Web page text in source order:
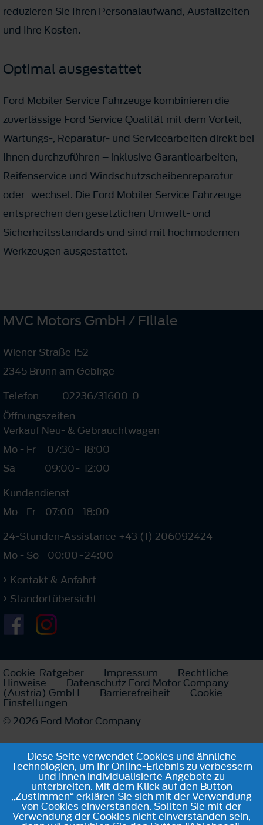
reduzieren Sie Ihren Personalaufwand, Ausfallzeiten
und Ihre Kosten.
Optimal ausgestattet
Ford Mobiler Service Fahrzeuge kombinieren die
zuverlässige Ford Service Qualität mit dem Vorteil,
Wartungs­-, Reparatur-­ und Servicearbeiten direkt bei
Ihnen durchzuführen – inklusive Garantiearbeiten,
Reifenservice und Windschutzscheibenreparatur
oder ­-wechsel. Die Ford Mobiler Service Fahrzeuge
entsprechen den gesetzlichen Umwelt­- und
Sicherheitsstandards und sind mit hochmodernen
Werkzeugen ausgestattet.
MVC Motors GmbH / Filiale
Wiener Straße 152
2345 Brunn am Gebirge
Telefon
02236/31600-0
Öffnungszeiten
Verkauf Neu- & Gebrauchtwagen
Mo - Fr
07:30- 18:00
Sa
09:00- 12:00
Kundendienst
Mo - Fr
07:00- 18:00
24-Stunden-Assistance +43 (1) 206092424
Mo - So
00:00-24:00
Kontakt & Anfahrt
Standortübersicht
Cookie-Ratgeber Impressum Rechtliche
Hinweise Datenschutz Ford Motor Company
(Austria) GmbH Barrierefreiheit Cookie-
Einstellungen
© 2026 Ford Motor Company
Diese Seite verwendet Cookies und ähnliche
Technologien, um Ihr Online-Erlebnis zu verbessern
und Ihnen individualisierte Angebote zu
unterbreiten. Mit dem Klick auf den Button
„Zustimmen“ erklären Sie sich mit der Verwendung
von Cookies einverstanden. Sollten Sie mit der
Verwendung der Cookies nicht einverstanden sein,